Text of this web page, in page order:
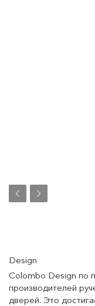
Design
Colombo Design по
производителей
дверей. Это